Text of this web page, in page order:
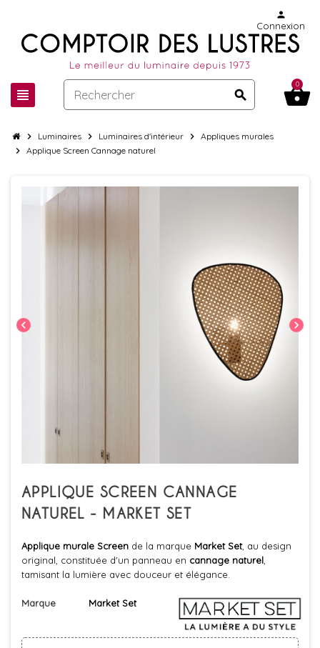
view_headline search
person
Connexion
shopping_basket
0
chevron_right Luminaires chevron_right Luminaires d'intérieur chevron_right Appliques murales
chevron_right Applique Screen Cannage naturel
chevron_left chevron_right
APPLIQUE SCREEN CANNAGE
NATUREL - MARKET SET
Applique murale Screen de la marque Market Set, au design
original, constituée d'un panneau en cannage naturel
tamisant la lumière avec douceur et élégance.
Marque Market Set